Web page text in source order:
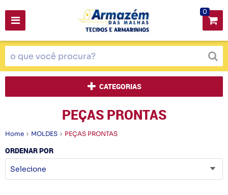
0
CATEGORIAS
PEÇAS PRONTAS
Home MOLDES PEÇAS PRONTAS
ORDENAR POR
Selecione